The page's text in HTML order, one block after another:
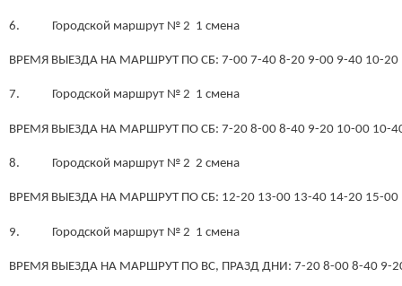
6. Городской маршрут № 2 1 смена
ВРЕМЯ ВЫЕЗДА НА МАРШРУТ ПО СБ: 7-00 7-40 8-20 9-00 9-40 10-20
7. Городской маршрут № 2 1 смена
ВРЕМЯ ВЫЕЗДА НА МАРШРУТ ПО СБ: 7-20 8-00 8-40 9-20 10-00 10-
8. Городской маршрут № 2 2 смена
ВРЕМЯ ВЫЕЗДА НА МАРШРУТ ПО СБ: 12-20 13-00 13-40 14-20 15-00
9. Городской маршрут № 2 1 смена
ВРЕМЯ ВЫЕЗДА НА МАРШРУТ ПО ВС, ПРАЗД ДНИ: 7-20 8-00 8-40 9-